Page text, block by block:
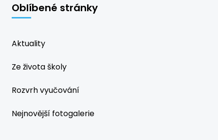
Oblíbené stránky
Aktuality
Ze života školy
Rozvrh vyučování
Nejnovější fotogalerie